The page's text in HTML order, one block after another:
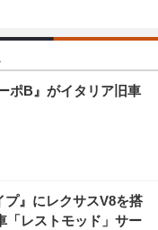
ポB』がイタリア旧車
プ』にレクサスV8を搭
レストモッド」サー